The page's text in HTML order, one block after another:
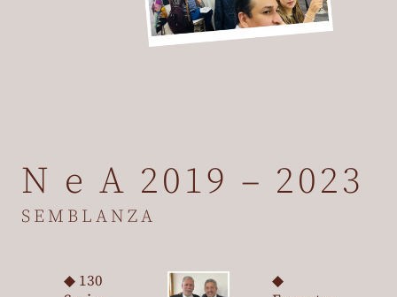
N e A 2019 – 2023
SEMBLANZA
◆ 130
◆